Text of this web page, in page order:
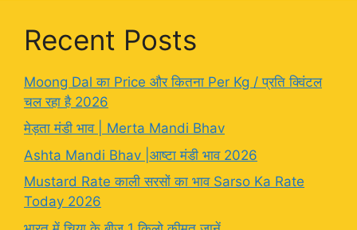
Recent Posts
Moong Dal का Price और कितना Per Kg / प्रति क्विंटल
चल रहा है 2026
मेड़ता मंडी भाव | Merta Mandi Bhav
Ashta Mandi Bhav |आष्टा मंडी भाव 2026
Mustard Rate काली सरसों का भाव Sarso Ka Rate
Today 2026